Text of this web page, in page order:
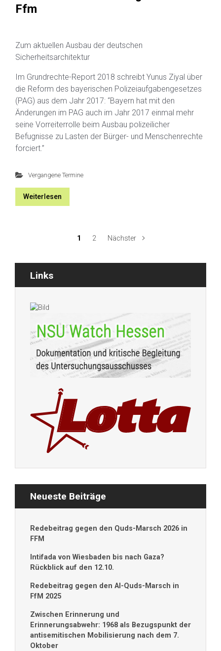
Ffm
Zum aktuellen Ausbau der deutschen
Sicherheitsarchitektur
Im Grundrechte-Report 2018 schreibt Yunus Ziyal über
die Reform des bayerischen Polizeiaufgabengesetzes
(PAG) aus dem Jahr 2017: “Bayern hat mit den
Änderungen im PAG auch im Jahr 2017 einmal mehr
seine Vorreiterrolle beim Ausbau polizeilicher
Befugnisse zu Lasten der Bürger- und Menschenrechte
forciert.”
Vergangene Termine
Weiterlesen
1 2 Nächster
Links
Neueste Beiträge
Redebeitrag gegen den Quds-Marsch 2026 in
FFM
Intifada von Wiesbaden bis nach Gaza?
Rückblick auf den 12.10.
Redebeitrag gegen den Al-Quds-Marsch in
FfM 2025
Zwischen Erinnerung und
Erinnerungsabwehr: 1968 als Bezugspunkt der
antisemitischen Mobilisierung nach dem 7.
Oktober